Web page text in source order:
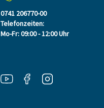
0741 206770-00
Telefonzeiten:
Mo-Fr: 09:00 - 12:00 Uhr